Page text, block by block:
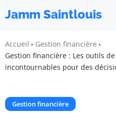
Jamm Saintlouis
Accueil
Gestion financière
Gestion financière : Les outils
incontournables pour des
Gestion financière